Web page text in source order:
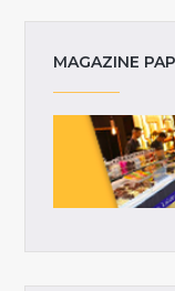
MAGAZINE